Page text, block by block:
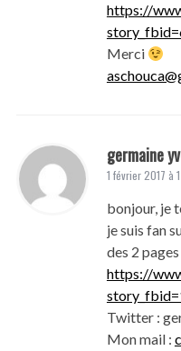
https://
Merci
germaine
1 février 2017 à
bonjour, je
je suis fan
des 2
https://
Twitter :
Mon mail :